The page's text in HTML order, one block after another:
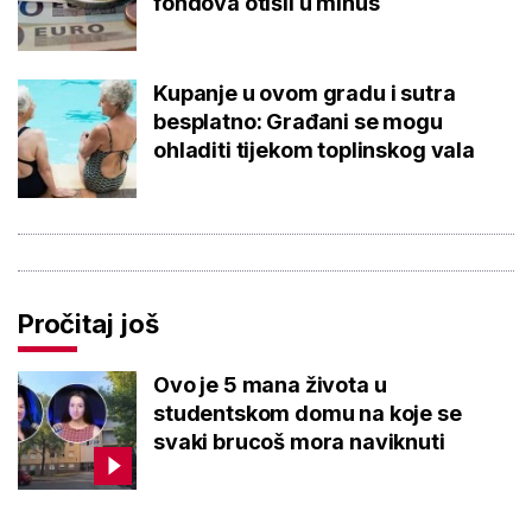
Kupanje u ovom gradu i sutra
besplatno: Građani se mogu
ohladiti tijekom toplinskog vala
Pročitaj još
Ovo je 5 mana života u
studentskom domu na koje se
svaki brucoš mora naviknuti